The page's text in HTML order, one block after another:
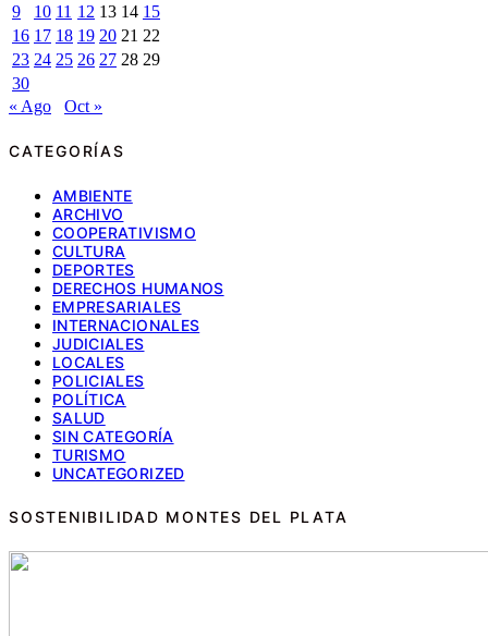
9
10 11 12 13 14 15
16 17 18 19 20 21 22
23 24 25 26 27 28 29
30
« Ago
Oct »
CATEGORÍAS
AMBIENTE
ARCHIVO
COOPERATIVISMO
CULTURA
DEPORTES
DERECHOS HUMANOS
EMPRESARIALES
INTERNACIONALES
JUDICIALES
LOCALES
POLICIALES
POLÍTICA
SALUD
SIN CATEGORÍA
TURISMO
UNCATEGORIZED
SOSTENIBILIDAD MONTES DEL PLATA